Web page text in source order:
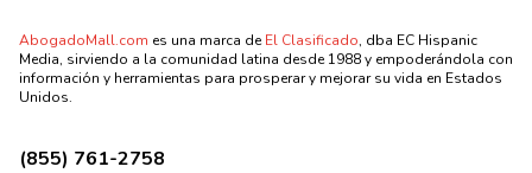
AbogadoMall.com es una marca deEl Clasificado, dba EC Hispanic
Media, sirviendo a la comunidad latina desde 1988 y empoderándola con
información y herramientas para prosperar y mejorar su vida en Estados
Unidos.
(855) 761-2758